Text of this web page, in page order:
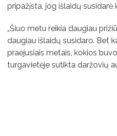
pripažįsta, jog išlaidų susidarė
„Šiuo metu reikia daugiau
daugiau išlaidų susidaro. Bet
praėjusiais metais, kokios
turgavietėje sutikta daržovių